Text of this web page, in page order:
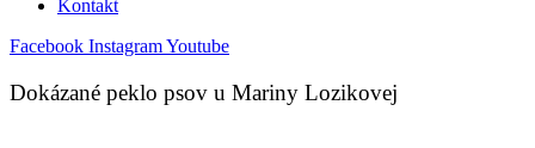
Kontakt
Facebook InstagramYoutube
Dokázané peklo psov u Mariny Lozikovej